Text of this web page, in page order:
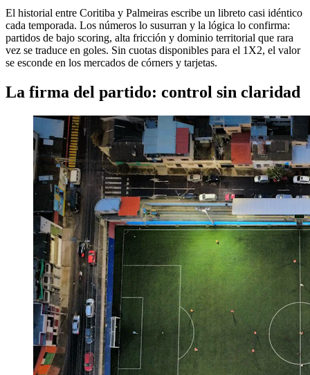
El historial entre Coritiba y Palmeiras escribe un libreto casi idéntico
cada temporada. Los números lo susurran y la lógica lo confirma:
partidos de bajo scoring, alta fricción y dominio territorial que rara
vez se traduce en goles. Sin cuotas disponibles para el 1X2, el valor
se esconde en los mercados de córners y tarjetas.
La firma del partido: control sin claridad